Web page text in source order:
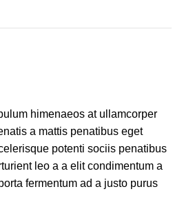
himenaeos at ullamcorper
a mattis penatibus eget
potenti sociis penatibus
leo a a elit condimentum a
fermentum ad a justo purus